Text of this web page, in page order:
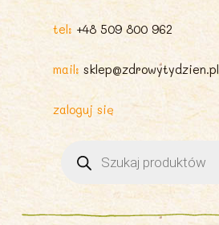
tel: +48 509 800 962
mail: sklep@zdrowytydzien.pl
zaloguj się
produktów